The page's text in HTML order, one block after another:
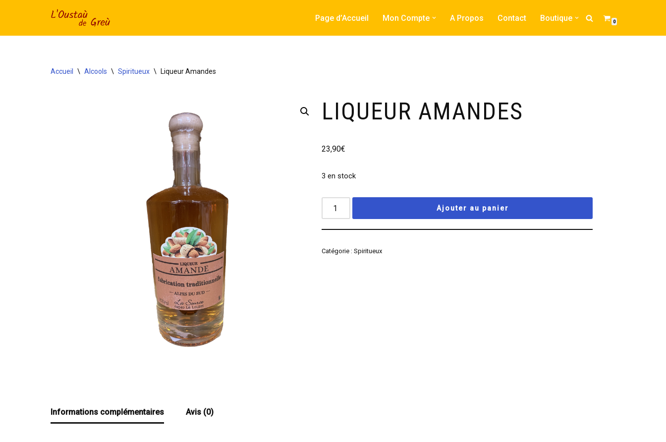
Page d’Accueil Mon Compte A Propos Contact Boutique 0
Accueil \ Alcools \ Spiritueux \ Liqueur Amandes
LIQUEUR AMANDES
23,90€
3 en stock
Ajouter au panier
Catégorie :Spiritueux
Informations complémentaires Avis (0)